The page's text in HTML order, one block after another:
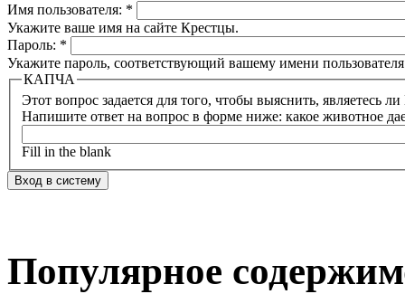
Имя пользователя: *
Укажите ваше имя на сайте Крестцы.
Пароль: *
Укажите пароль, соответствующий вашему имени
КАПЧА
Напишите ответ на вопрос в форме ниже: какое животное
Fill in the blank
Популярное